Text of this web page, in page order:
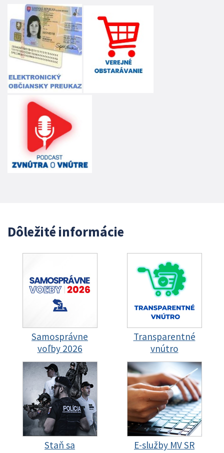
Dôležité informácie
Samosprávne
voľby 2026
Transparentné
vnútro
Staň sa
E-služby MV SR